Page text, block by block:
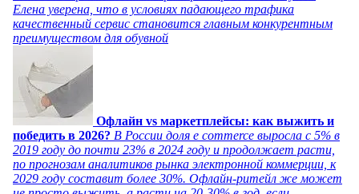
Елена уверена, что в условиях падающего трафика
качественный сервис становится главным конкурентным
преимуществом для обувной
Офлайн vs маркетплейсы: как выжить и
победить в 2026? В России доля e commerce выросла с 5% в
2019 году до почти 23% в 2024 году и продолжает расти,
по прогнозам аналитиков рынка электронной коммерции, к
2029 году составит более 30%. Офлайн-ритейл же может